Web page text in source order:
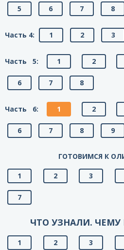
5 6 7 8
Часть 4: 1 2 3
Часть 5: 1 2
6 7 8
Часть 6: 1 2
6 7 8 9
ГОТОВИМСЯ К
1 2 3
7
ЧТО УЗНАЛИ. ЧЕМУ
1 2 3